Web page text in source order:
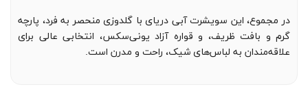
در مجموع، این سویشرت آبی دریای با گلدوزی منحصر به فرد، پارچه
گرم و بافت ظریف، و قواره آزاد یونی‌سکس، انتخابی عالی برای
علاقه‌مندان به لباس‌های شیک، راحت و مدرن است.